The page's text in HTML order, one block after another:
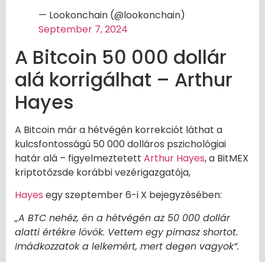
— Lookonchain (@lookonchain)
September 7, 2024
A Bitcoin 50 000 dollár
alá korrigálhat – Arthur
Hayes
A Bitcoin már a hétvégén korrekciót láthat a
kulcsfontosságú 50 000 dolláros pszichológiai
határ alá – figyelmeztetett Arthur Hayes, a BitMEX
kriptotőzsde korábbi vezérigazgatója,
Hayes egy szeptember 6-i X bejegyzésében:
„A BTC nehéz, én a hétvégén az 50 000 dollár
alatti értékre lövök. Vettem egy pimasz shortot.
Imádkozzatok a lelkemért, mert degen vagyok”.